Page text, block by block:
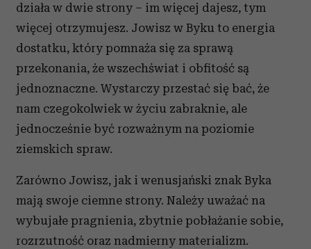
działa w dwie strony – im więcej dajesz, tym
więcej otrzymujesz. Jowisz w Byku to energia
dostatku, który pomnaża się za sprawą
przekonania, że wszechświat i obfitość są
jednoznaczne. Wystarczy przestać się bać, że
nam czegokolwiek w życiu zabraknie, ale
jednocześnie być rozważnym na poziomie
ziemskich spraw.
Zarówno Jowisz, jak i wenusjański znak Byka
mają swoje ciemne strony. Należy uważać na
wybujałe pragnienia, zbytnie pobłażanie sobie,
rozrzutność oraz nadmierny materializm.